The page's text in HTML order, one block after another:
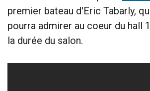
premier bateau d'Eric Tabarly,
pourra admirer au coeur du hall
la durée du salon.